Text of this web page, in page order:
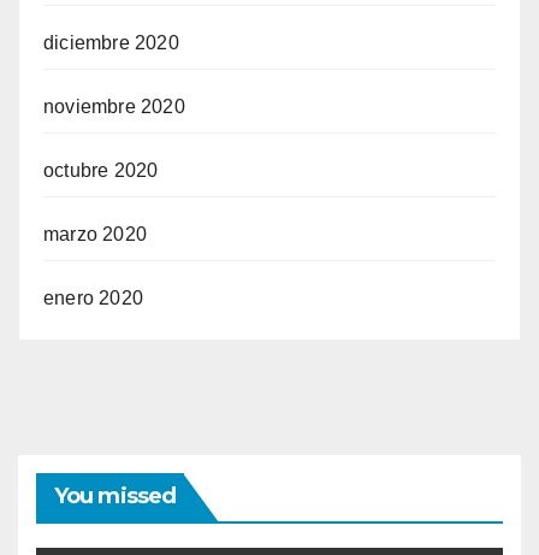
diciembre 2020
noviembre 2020
octubre 2020
marzo 2020
enero 2020
You missed